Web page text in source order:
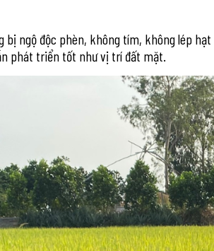
bị ngộ độc phèn, không tím, không lép hạt
phát triển tốt như vị trí đất mặt.